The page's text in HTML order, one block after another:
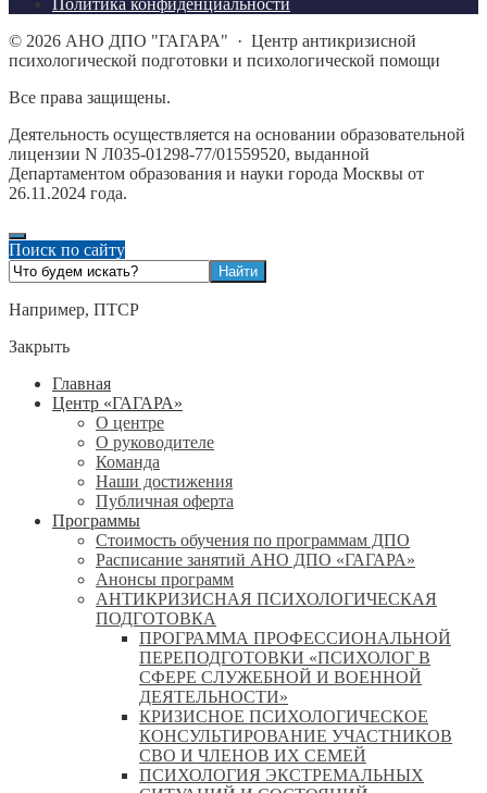
© 2026 АНО ДПО "ГАГАРА" · Центр антикризисной
психологической подготовки и психологической помощи
Все права защищены.
Деятельность осуществляется на основании образовательной
лицензии N Л035-01298-77/01559520, выданной
Департаментом образования и науки города Москвы от
26.11.2024 года.
Поиск по сайту
Например, ПТСР
Закрыть
Главная
Центр «ГАГАРА»
О центре
О руководителе
Команда
Наши достижения
Публичная оферта
Программы
Стоимость обучения по программам ДПО
Расписание занятий АНО ДПО «ГАГАРА»
Анонсы программ
АНТИКРИЗИСНАЯ ПСИХОЛОГИЧЕСКАЯ
ПОДГОТОВКА
ПРОГРАММА ПРОФЕССИОНАЛЬНОЙ
ПЕРЕПОДГОТОВКИ «ПСИХОЛОГ В
СФЕРЕ СЛУЖЕБНОЙ И ВОЕННОЙ
ДЕЯТЕЛЬНОСТИ»
КРИЗИСНОЕ ПСИХОЛОГИЧЕСКОЕ
КОНСУЛЬТИРОВАНИЕ УЧАСТНИКОВ
СВО И ЧЛЕНОВ ИХ СЕМЕЙ
ПСИХОЛОГИЯ ЭКСТРЕМАЛЬНЫХ